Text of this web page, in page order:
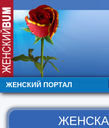
ЖЕНСКИЙ ПОРТАЛ